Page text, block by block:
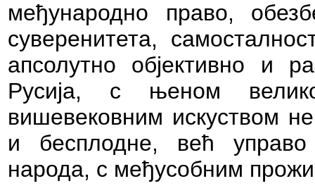
међународно право,
суверенитета,
апсолутно објективно и
Русија, с њеном
вишевековним искуством
и бесплодне, већ управо
народа, с међусобним